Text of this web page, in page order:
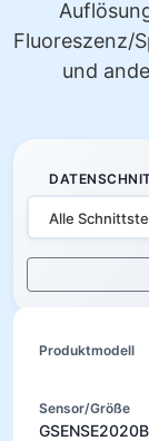
Fluoreszenz/
und
Alle